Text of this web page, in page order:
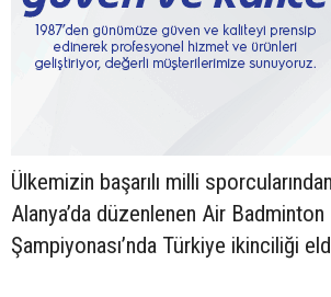
Ülkemizin başarılı milli
Alanya’da düzenlenen Air
Şampiyonası’nda Türkiye ikinciliği